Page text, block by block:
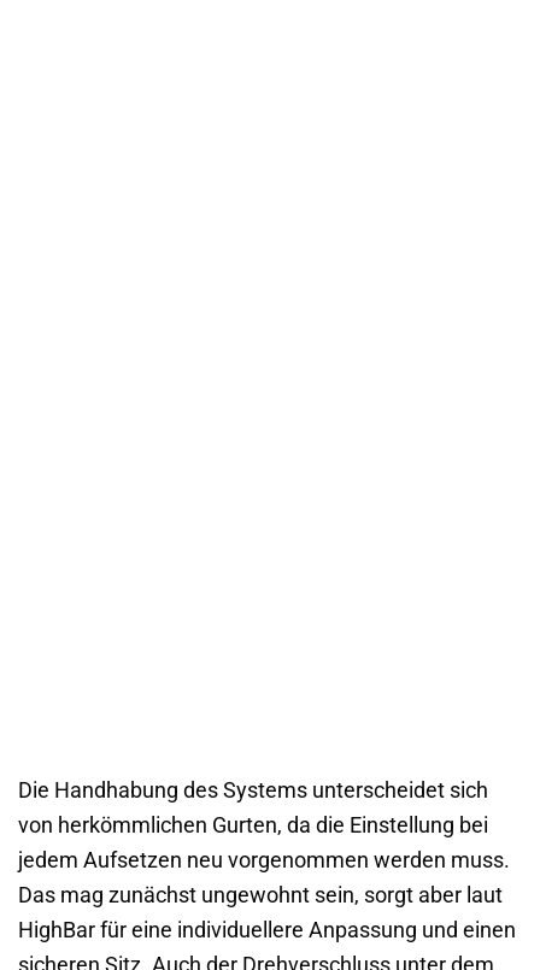
Die Handhabung des Systems unterscheidet sich
von herkömmlichen Gurten, da die Einstellung bei
jedem Aufsetzen neu vorgenommen werden muss.
Das mag zunächst ungewohnt sein, sorgt aber laut
HighBar für eine individuellere Anpassung und einen
sicheren Sitz. Auch der Drehverschluss unter dem